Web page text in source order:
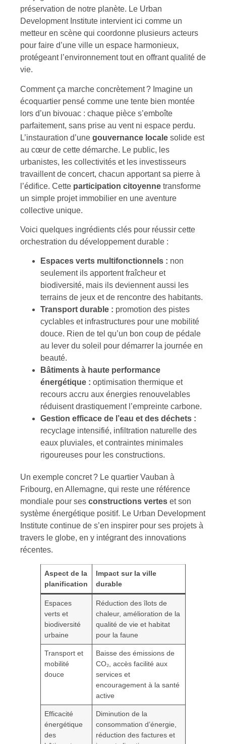
préservation de notre planète. Le Urban
Development Institute intervient ici comme un
metteur en scène qui coordonne plusieurs acteurs
pour faire d’une ville un espace harmonieux,
protégeant l’environnement tout en offrant qualité de
vie.
Comment ça marche concrètement ? Imagine un
écoquartier pensé comme une tente bien montée
lors d’un bivouac : chaque pièce s’emboîte
parfaitement, sans prise au vent ni espace perdu.
L’instauration d’une gouvernance locale solide est
au cœur de cette démarche. Le public, les
urbanistes, les collectivités et les investisseurs
travaillent de concert, chacun apportant sa pierre à
l’édifice. Cette participation citoyenne transforme
un simple projet immobilier en une aventure
collective unique.
Voici quelques ingrédients clés pour réussir cette
orchestration du développement durable :
Espaces verts multifonctionnels : non
seulement ils apportent fraîcheur et
biodiversité, mais ils deviennent aussi les
terrains de jeux et de rencontre des habitants.
Transport durable : promotion des pistes
cyclables et infrastructures pour une mobilité
douce. Rien de tel qu’un bon coup de pédale
au lever du soleil pour démarrer la journée en
beauté.
Bâtiments à haute performance
énergétique : optimisation thermique et
recours accru aux énergies renouvelables
réduisent drastiquement l’empreinte carbone.
Gestion efficace de l’eau et des déchets :
recyclage intensifié, infiltration naturelle des
eaux pluviales, et contraintes minimales
rigoureuses pour les constructions.
Un exemple concret ? Le quartier Vauban à
Fribourg, en Allemagne, qui reste une référence
mondiale pour ses constructions vertes et son
système énergétique positif. Le Urban Development
Institute continue de s’en inspirer pour ses projets à
travers le globe, en y intégrant des innovations
récentes.
Aspect de la
planification
Impact sur la ville
durable
Espaces
verts et
biodiversité
urbaine
Réduction des îlots de
chaleur, amélioration de la
qualité de vie et habitat
pour la faune
Transport et
mobilité
douce
Baisse des émissions de
CO₂, accès facilité aux
services et
encouragement à la santé
active
Efficacité
énergétique
des
Diminution de la
consommation d’énergie,
réduction des factures et